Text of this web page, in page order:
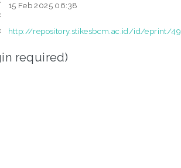
15 Feb 2025 06:38
http://repository.stikesbcm.ac.id/id/eprint/
required)